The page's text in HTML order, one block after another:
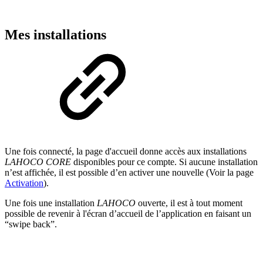
Mes installations
Une fois connecté, la page d'accueil donne accès aux installations
LAHOCO CORE disponibles pour ce compte. Si aucune installation
n’est affichée, il est possible d’en activer une nouvelle (Voir la page
Activation).
Une fois une installation LAHOCO ouverte, il est à tout moment
possible de revenir à l'écran d’accueil de l’application en faisant un
“swipe back”.